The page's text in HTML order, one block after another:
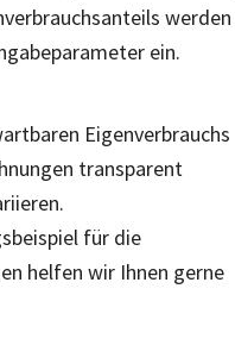
werden
ein.
Eigenverbrauchs
transparent
für die
helfen wir Ihnen gerne